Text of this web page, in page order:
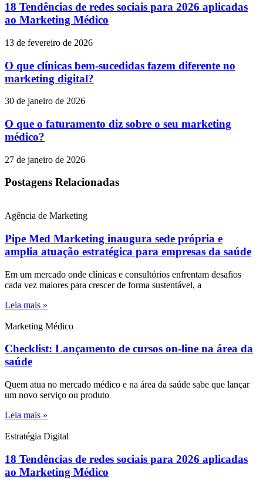
18 Tendências de redes sociais para 2026 aplicadas
ao Marketing Médico
13 de fevereiro de 2026
O que clínicas bem-sucedidas fazem diferente no
marketing digital?
30 de janeiro de 2026
O que o faturamento diz sobre o seu marketing
médico?
27 de janeiro de 2026
Postagens Relacionadas
Agência de Marketing
Pipe Med Marketing inaugura sede própria e
amplia atuação estratégica para empresas da saúde
Em um mercado onde clínicas e consultórios enfrentam desafios
cada vez maiores para crescer de forma sustentável, a
Leia mais »
Marketing Médico
Checklist: Lançamento de cursos on-line na área da
saúde
Quem atua no mercado médico e na área da saúde sabe que lançar
um novo serviço ou produto
Leia mais »
Estratégia Digital
18 Tendências de redes sociais para 2026 aplicadas
ao Marketing Médico